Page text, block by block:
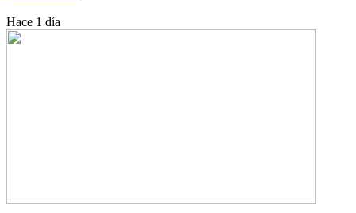
Hace 1 día